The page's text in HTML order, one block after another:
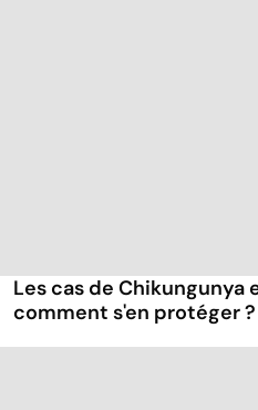
Les cas de Chikungunya
comment s'en protéger ?